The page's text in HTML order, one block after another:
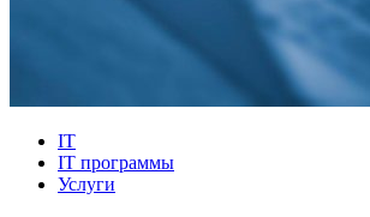
IT
IT программы
Услуги